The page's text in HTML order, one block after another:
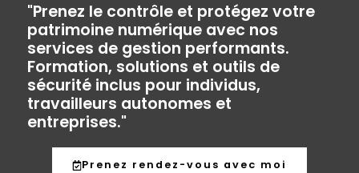
"Prenez le contrôle et protégez votre
patrimoine numérique avec nos
services de gestion performants.
Formation, solutions et outils de
sécurité inclus pour individus,
travailleurs autonomes et
entreprises."
Prenez rendez-vous avec moi